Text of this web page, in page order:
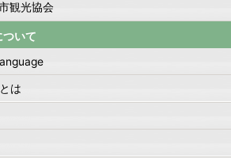
観光協会
いて
は